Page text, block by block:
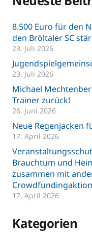
8.500 Euro für den
den Bröltaler SC
23. Juli 2026
23. Juli 2026
Michael
Trainer zurück!
26. Juni 2026
Neue Regenjacken
17. April 2026
Brauchtum und
zusammen mit
17. April 2026
Kategorien